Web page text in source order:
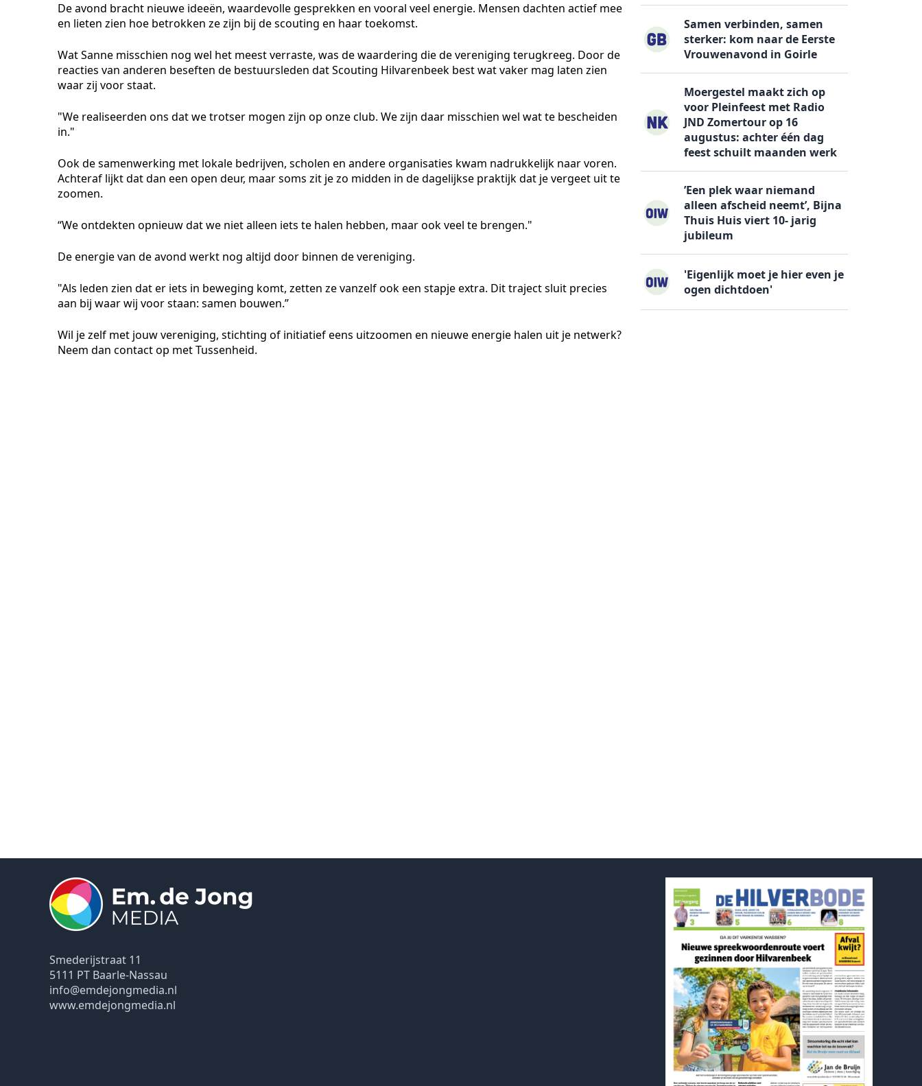
De avond bracht nieuwe ideeën, waardevolle gesprekken en vooral veel energie. Mensen dachten actief mee
en lieten zien hoe betrokken ze zijn bij de scouting en haar toekomst.
Wat Sanne misschien nog wel het meest verraste, was de waardering die de vereniging terugkreeg. Door de
reacties van anderen beseften de bestuursleden dat Scouting Hilvarenbeek best wat vaker mag laten zien
waar zij voor staat.
"We realiseerden ons dat we trotser mogen zijn op onze club. We zijn daar misschien wel wat te bescheiden
in."
Ook de samenwerking met lokale bedrijven, scholen en andere organisaties kwam nadrukkelijk naar voren.
Achteraf lijkt dat dan een open deur, maar soms zit je zo midden in de dagelijkse praktijk dat je vergeet uit te
zoomen.
“We ontdekten opnieuw dat we niet alleen iets te halen hebben, maar ook veel te brengen."
De energie van de avond werkt nog altijd door binnen de vereniging.
"Als leden zien dat er iets in beweging komt, zetten ze vanzelf ook een stapje extra. Dit traject sluit precies
aan bij waar wij voor staan: samen bouwen.”
Wil je zelf met jouw vereniging, stichting of initiatief eens uitzoomen en nieuwe energie halen uit je netwerk?
Neem dan contact op met Tussenheid.
Samen verbinden, samen
sterker: kom naar de Eerste
Vrouwenavond in Goirle
Moergestel maakt zich op
voor Pleinfeest met Radio
JND Zomertour op 16
augustus: achter één dag
feest schuilt maanden werk
’Een plek waar niemand
alleen afscheid neemt’, Bijna
Thuis Huis viert 10- jarig
jubileum
'Eigenlijk moet je hier even je
ogen dichtdoen'
Smederijstraat 11
5111 PT Baarle-Nassau
info@emdejongmedia.nl
www.emdejongmedia.nl